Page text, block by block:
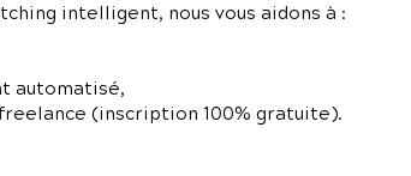
intelligent, nous vous aidons à :
automatisé,
(inscription 100% gratuite).